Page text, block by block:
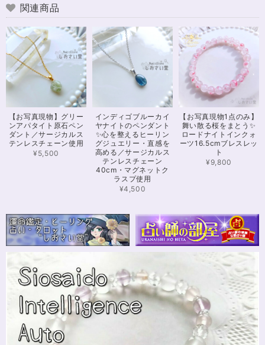
うございました！ また機会があったら利用したいと思います。 この度は本
当にありがとうございました！
※16.5cmオーダー 努力を成功に導く✨ガーネット入りブレスレット15cm
2024/12/18
可愛いお品をありがとうございます。陽に当たるとキラキラして、とても可
愛いです！とくにシトリンの色味がとても気に入りました。まだ、気になる
ブレスレットがたくさんあったので、また購入させていただきたいと思いま
す。また親切で迅速、丁寧な対応をしてくださりありがとうございました。
さざれながら、カイヤナイトのブルーバンドやジラソールアイが見える石も
ありました きれいな石をありがとうございます⭐︎
シンデレラのパワーストーンブレスレット「夢は希むもの」✨ブルーカルセドニー16cm
ステンレス→水晶変更
2024/10/24
本日無事に、到着しました！ ワクワクしながら開封しました(*^^*) とって
もキレイな色合いで、手に取るとほんのり温かく感じ元気になる気がしま
す！リボンのメッセージも大事にします(*^^*)まさかのお名前が(芸名なの
関連商品
【お写真現物】グリー
ンアパタイト原石ペン
ダント／サージカルス
テンレスチェーン使用
¥5,500
インディゴブルーカイ
ヤナイトのペンダント
✨心を整えるヒーリン
グジュエリー・直感を
高める／サージカルス
テンレスチェーン
40cm・マグネットク
ラスプ使用
¥4,500
【お写真現物1点のみ】
舞い散る桜をまとう✨
ロードナイトインクォ
ーツ16.5cmブレスレッ
ト
¥9,800